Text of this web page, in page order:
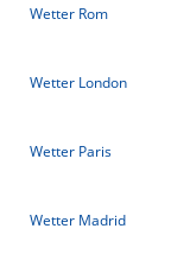
Wetter Rom
Wetter London
Wetter Paris
Wetter Madrid